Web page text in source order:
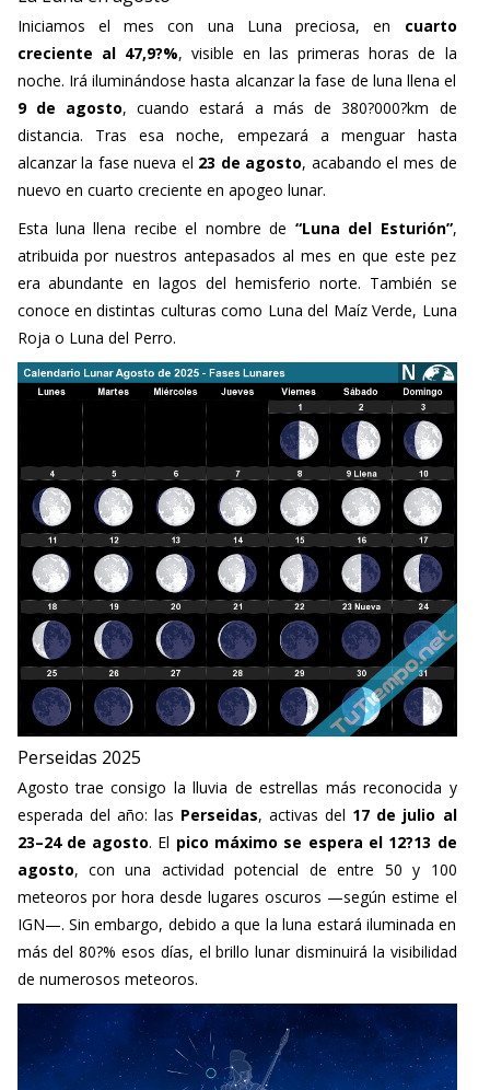
Iniciamos el mes con una Luna preciosa, en
, visible en las primeras horas de la
noche. Irá iluminándose hasta alcanzar la fase de luna llena el
distancia. Tras esa noche, empezará a menguar hasta
23 de agosto
, acabando el mes de
nuevo en cuarto creciente en apogeo lunar.
atribuida por nuestros antepasados al mes en que este pez
era abundante en lagos del hemisferio norte. También se
conoce en distintas culturas como Luna del Maíz Verde, Luna
Perseidas 2025
esperada del año: las
17 de julio al
23–24 de agosto
pico máximo se espera el 12?13 de
, con una actividad potencial de entre 50 y 100
meteoros por hora desde lugares oscuros —según estime el
IGN—. Sin embargo, debido a que la luna estará iluminada en
más del 80?% esos días, el brillo lunar disminuirá la visibilidad
de numerosos meteoros.